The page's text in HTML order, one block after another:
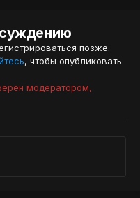
позже.
, чтобы опубликовать
модератором,